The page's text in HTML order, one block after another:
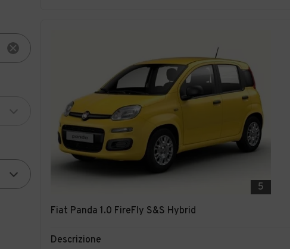
5
Fiat Panda 1.0 FireFly S&S Hybrid
Descrizione